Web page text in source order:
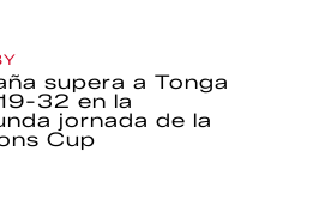
supera a Tonga
32 en la
jornada de la
Cup